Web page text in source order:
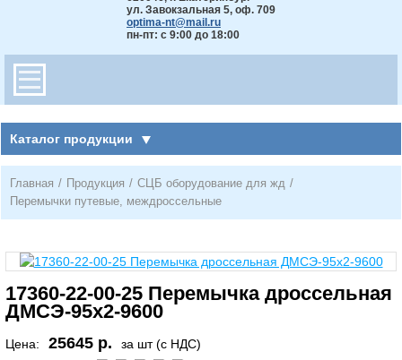
ул. Завокзальная 5, оф. 709
optima-nt@mail.ru
пн-пт: с 9:00 до 18:00
Каталог продукции
Главная / Продукция / СЦБ оборудование для жд /
Перемычки путевые, междроссельные
17360-22-00-25 Перемычка дроссельная
ДМСЭ-95х2-9600
Цена: 25645 р.
за шт (с НДС)